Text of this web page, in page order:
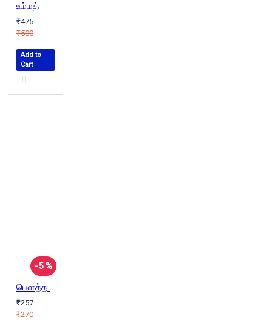
உம்மத்
₹475
₹500
Add to
Cart
-5 %
பௌத்த வாழ்க்கைமுறையும் சடங்குகளும்
₹257
₹270